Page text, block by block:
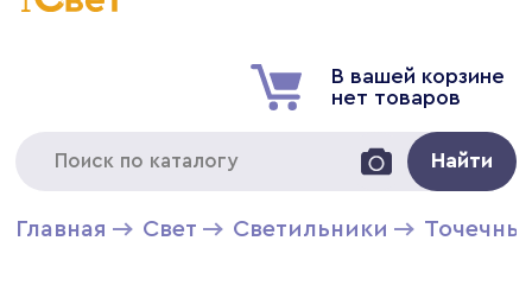
В вашей корзине
нет товаров
Найти
Главная Свет Светильники